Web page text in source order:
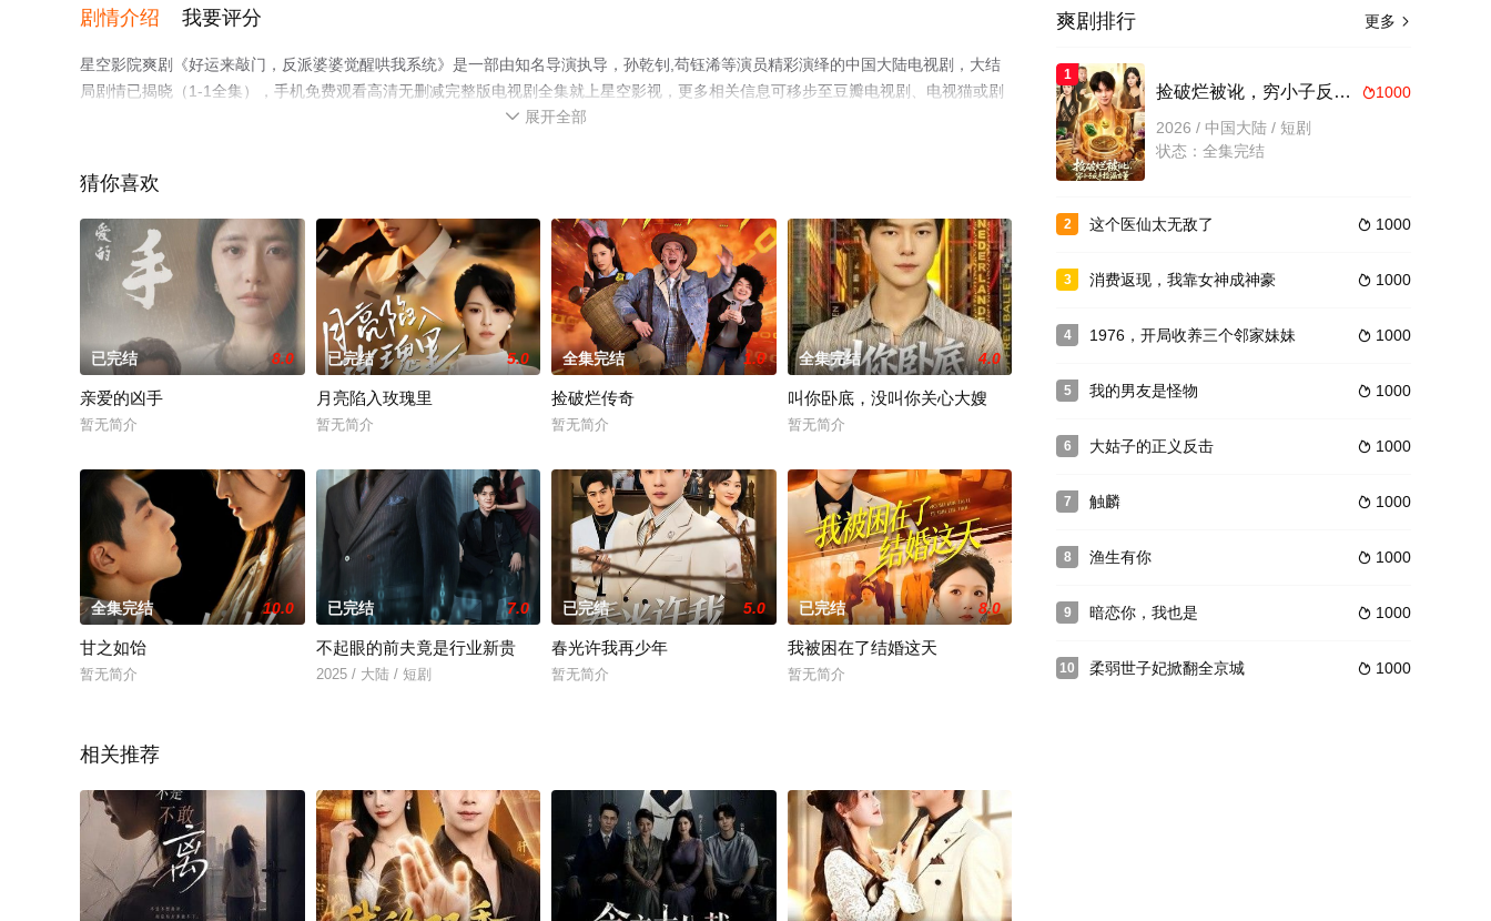
剧情介绍 我要评分
星空影院爽剧《好运来敲门，反派婆婆觉醒哄我系统》是一部由知名导演执导，孙乾钊,苟钰浠等演员精彩演绎的中国大陆电视剧，大结
局剧情已揭晓（1-1全集），手机免费观看高清无删减完整版电视剧全集就上星空影视，更多相关信息可移步至豆瓣电视剧、电视猫或剧
 展开全部
猜你喜欢
已完结 8.0
亲爱的凶手
暂无简介
已完结 5.0
月亮陷入玫瑰里
暂无简介
全集完结 1.0
捡破烂传奇
暂无简介
全集完结 4.0
叫你卧底，没叫你关心大嫂
暂无简介
全集完结 10.0
甘之如饴
暂无简介
已完结 7.0
不起眼的前夫竟是行业新贵
2025 / 大陆 / 短剧
已完结 5.0
春光许我再少年
暂无简介
已完结 8.0
我被困在了结婚这天
暂无简介
相关推荐
更多 
爽剧排行
1
1000
捡破烂被讹，穷小子反手捡漏古董
2026 / 中国大陆 / 短剧
状态：全集完结
2  1000
这个医仙太无敌了
3  1000
消费返现，我靠女神成神豪
4  1000
1976，开局收养三个邻家妹妹
5  1000
我的男友是怪物
6  1000
大姑子的正义反击
7  1000
触麟
8  1000
渔生有你
9  1000
暗恋你，我也是
10  1000
柔弱世子妃掀翻全京城